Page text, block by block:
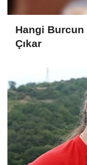
Hangi Burcun
Çıkar